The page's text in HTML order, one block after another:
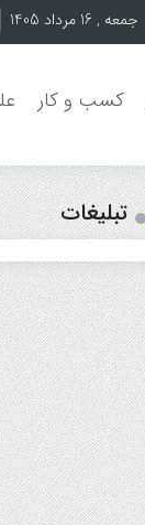
جمعه , 16 مرداد 1405
کسب و کار
تبلیغات